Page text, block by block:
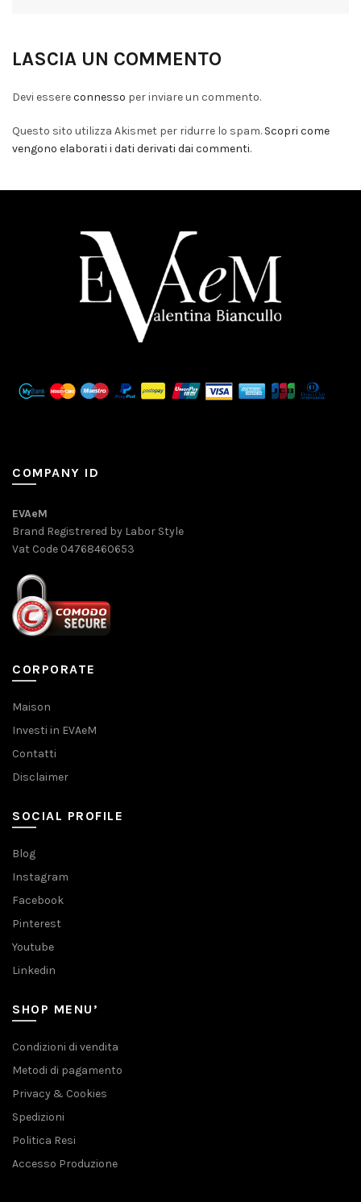
LASCIA UN COMMENTO
Devi essereconnesso per inviare un commento.
Questo sito utilizza Akismet per ridurre lo spam. Scopri come
vengono elaborati i dati derivati dai commenti.
COMPANY ID
EVAeM
Brand Registrered by Labor Style
Vat Code 04768460653
CORPORATE
Maison
Investi in EVAeM
Contatti
Disclaimer
SOCIAL PROFILE
Blog
Instagram
Facebook
Pinterest
Youtube
Linkedin
SHOP MENU’
Condizioni di vendita
Metodi di pagamento
Privacy & Cookies
Spedizioni
Politica Resi
Accesso Produzione